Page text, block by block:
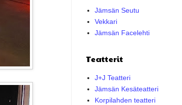
Jämsän Seutu
Vekkari
Jämsän Facelehti
Teatterit
J+J Teatteri
Jämsän Kesäteatteri
Korpilahden teatteri